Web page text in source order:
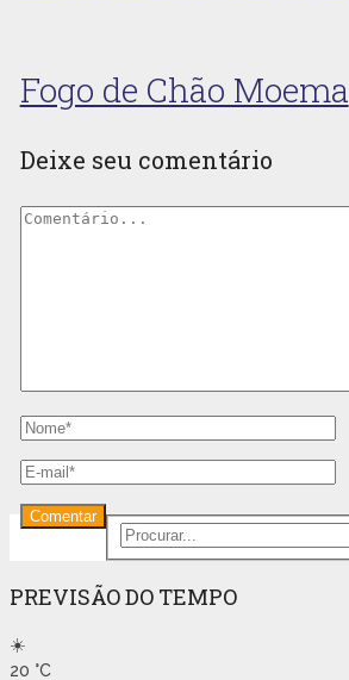
Fogo de Chão Moema
Deixe seu comentário
PREVISÃO DO TEMPO
☀️
20 °C